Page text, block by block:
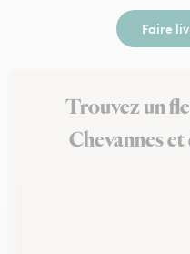
Faire
Trouvez un
Chevannes